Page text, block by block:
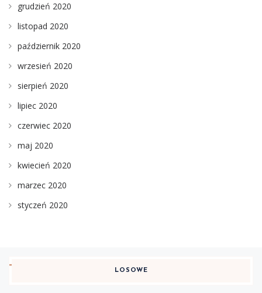
grudzień 2020
listopad 2020
październik 2020
wrzesień 2020
sierpień 2020
lipiec 2020
czerwiec 2020
maj 2020
kwiecień 2020
marzec 2020
styczeń 2020
LOSOWE